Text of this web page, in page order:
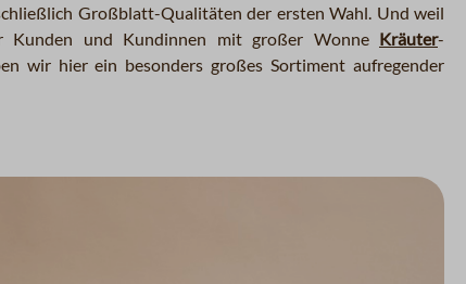
Großblatt-Qualitäten der ersten Wahl. Und weil
Kunden und Kundinnen mit großer Wonne Kräuter-
wir hier ein besonders großes Sortiment aufregender